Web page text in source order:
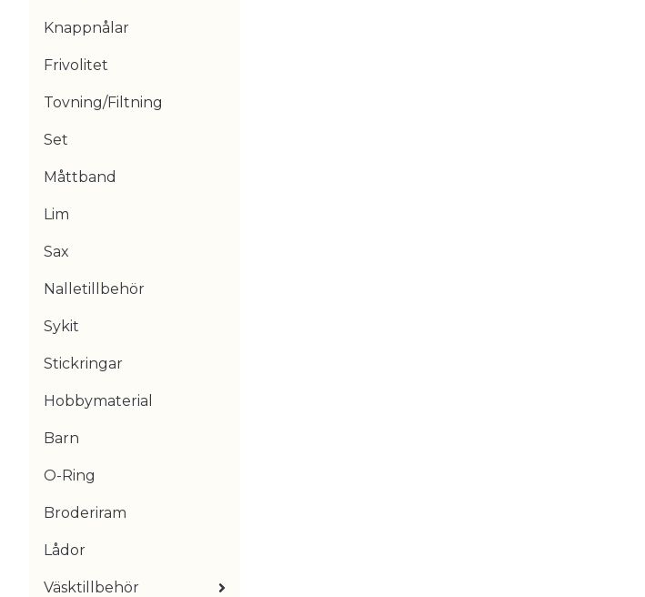
Knappnålar
Frivolitet
Tovning/Filtning
Set
Måttband
Lim
Sax
Nalletillbehör
Sykit
Stickringar
Hobbymaterial
Barn
O-Ring
Broderiram
Lådor
Väsktillbehör